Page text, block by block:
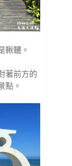
鞦韆。
著前方的
點。